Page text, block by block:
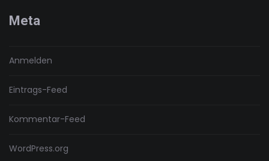
Meta
Anmelden
Eintrags-Feed
Kommentar-Feed
WordPress.org